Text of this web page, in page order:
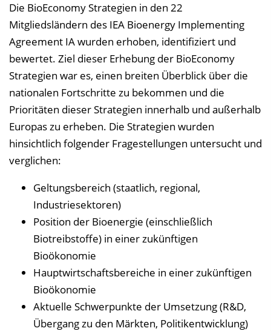
s
n
l
n
Die BioEconomy Strategien in den 22
Mitgliedsländern des IEA Bioenergy Implementing
Agreement IA wurden erhoben, identifiziert und
bewertet. Ziel dieser Erhebung der BioEconomy
Strategien war es, einen breiten Überblick über die
nationalen Fortschritte zu bekommen und die
Prioritäten dieser Strategien innerhalb und außerhalb
Europas zu erheben. Die Strategien wurden
hinsichtlich folgender Fragestellungen untersucht und
verglichen:
Geltungsbereich (staatlich, regional,
Industriesektoren)
Position der Bioenergie (einschließlich
Biotreibstoffe) in einer zukünftigen
Bioökonomie
Hauptwirtschaftsbereiche in einer zukünftigen
Bioökonomie
Aktuelle Schwerpunkte der Umsetzung (R&D,
Übergang zu den Märkten, Politikentwicklung)